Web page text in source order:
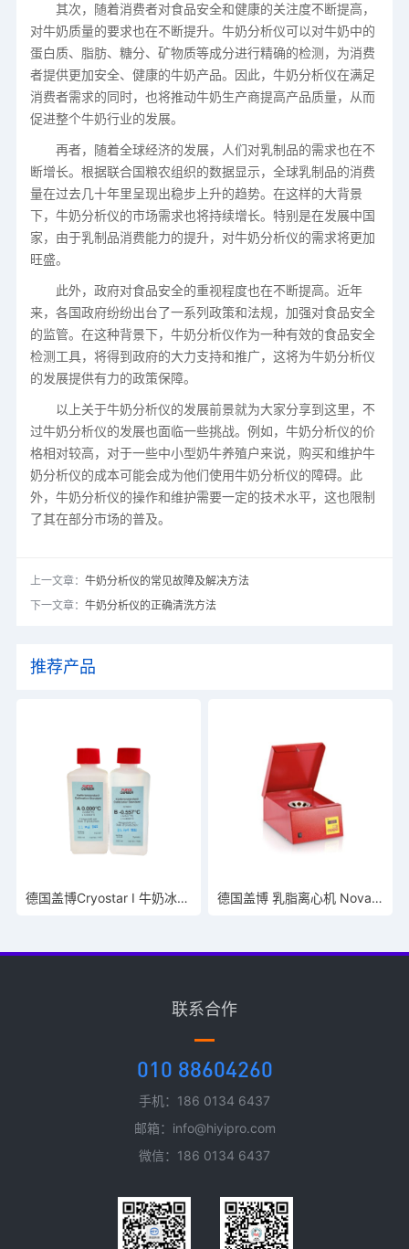
其次，随着消费者对食品安全和健康的关注度不断提高，
对牛奶质量的要求也在不断提升。牛奶分析仪可以对牛奶中的
蛋白质、脂肪、糖分、矿物质等成分进行精确的检测，为消费
者提供更加安全、健康的牛奶产品。因此，牛奶分析仪在满足
消费者需求的同时，也将推动牛奶生产商提高产品质量，从而
促进整个牛奶行业的发展。
再者，随着全球经济的发展，人们对乳制品的需求也在不
断增长。根据联合国粮农组织的数据显示，全球乳制品的消费
量在过去几十年里呈现出稳步上升的趋势。在这样的大背景
下，牛奶分析仪的市场需求也将持续增长。特别是在发展中国
家，由于乳制品消费能力的提升，对牛奶分析仪的需求将更加
旺盛。
此外，政府对食品安全的重视程度也在不断提高。近年
来，各国政府纷纷出台了一系列政策和法规，加强对食品安全
的监管。在这种背景下，牛奶分析仪作为一种有效的食品安全
检测工具，将得到政府的大力支持和推广，这将为牛奶分析仪
的发展提供有力的政策保障。
以上关于牛奶分析仪的发展前景就为大家分享到这里，不
过牛奶分析仪的发展也面临一些挑战。例如，牛奶分析仪的价
格相对较高，对于一些中小型奶牛养殖户来说，购买和维护牛
奶分析仪的成本可能会成为他们使用牛奶分析仪的障碍。此
外，牛奶分析仪的操作和维护需要一定的技术水平，这也限制
了其在部分市场的普及。
上一文章： 牛奶分析仪的常见故障及解决方法
下一文章： 牛奶分析仪的正确清洗方法
推荐产品
德国盖博Cryostar I 牛奶冰点仪使用AB校准液 德国盖博 乳脂离心机 Nova Safety
联系合作
010 88604260
手机：186 0134 6437
邮箱：info@hiyipro.com
微信：186 0134 6437